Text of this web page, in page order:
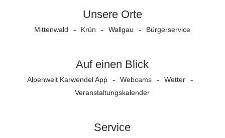
Unsere Orte
Mittenwald Krün Wallgau Bürgerservice
Auf einen Blick
Alpenwelt Karwendel App Webcams
Wetter
Veranstaltungs­kalender
Service